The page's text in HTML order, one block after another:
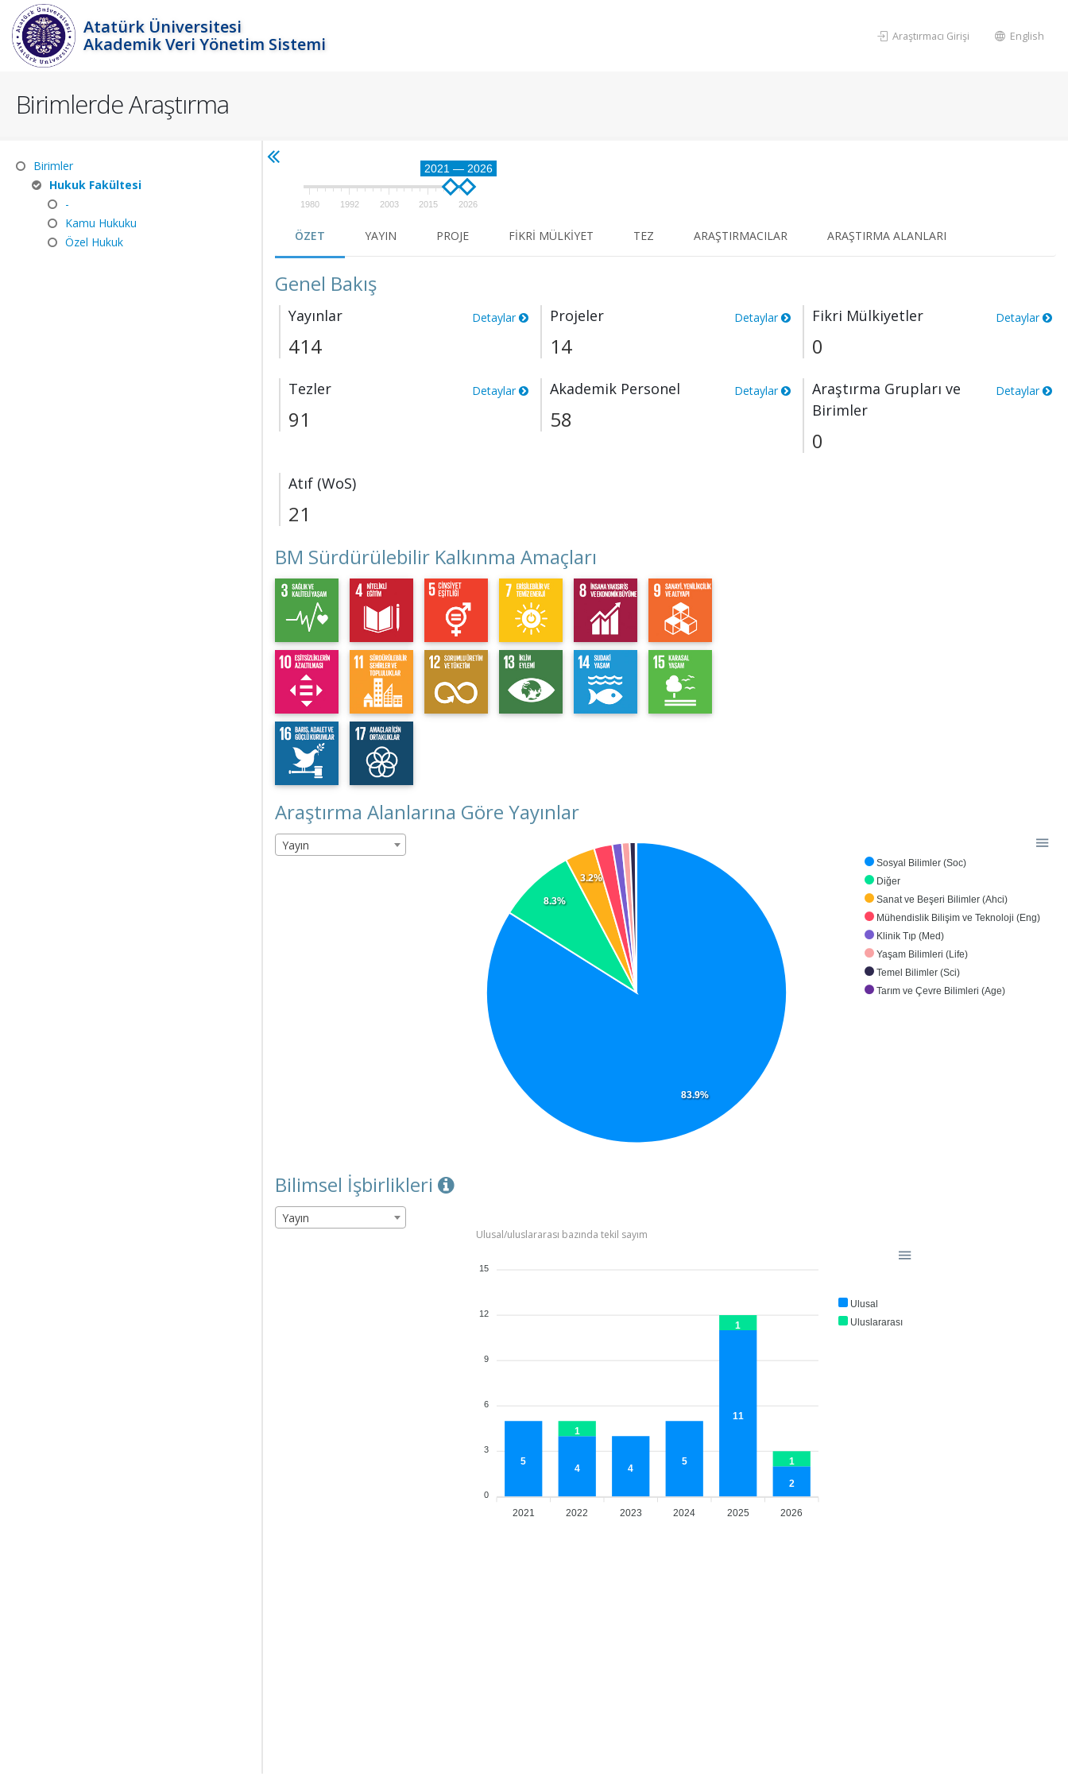
Atatürk Üniversitesi
Akademik Veri Yönetim Sistemi
Araştırmacı Girişi English
Birimlerde Araştırma
Birimler
Hukuk Fakültesi
-
Kamu Hukuku
Özel Hukuk
2021 — 2026
1980 1992 2003 2015 2026
ÖZET YAYIN PROJE FIKRI MÜLKIYET TEZ ARAŞTIRMACILAR ARAŞTIRMA ALANLARI
Genel Bakış
Yayınlar Detaylar
414
Projeler Detaylar
14
Fikri Mülkiyetler Detaylar
0
Tezler Detaylar
91
Akademik Personel Detaylar
58
Araştırma Grupları ve
Birimler
Detaylar
0
Atıf (WoS)
21
BM Sürdürülebilir Kalkınma Amaçları
Araştırma Alanlarına Göre Yayınlar
Yayın
Sosyal Bilimler (Soc)
Diğer
Sanat ve Beşeri Bilimler (Ahci)
Mühendislik Bilişim ve Teknoloji (Eng)
Klinik Tıp (Med)
Yaşam Bilimleri (Life)
Temel Bilimler (Sci)
Tarım ve Çevre Bilimleri (Age)
83.9%
8.3%
3.2%
Bilimsel İşbirlikleri
Yayın
Ulusal/uluslararası bazında tekil sayım
Ulusal
Uluslararası
2021 2022 2023 2024 2025 2026
5
4 4
5
11
2
1
1
1
15
12
9
6
3
0